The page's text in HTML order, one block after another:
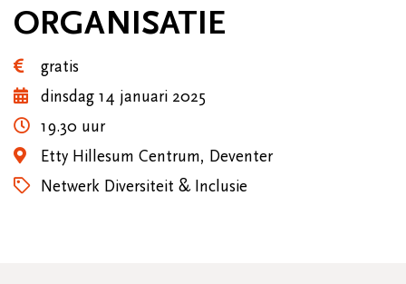
ORGANISATIE
gratis
dinsdag 14 januari 2025
19.30 uur
Etty Hillesum Centrum, Deventer
Netwerk Diversiteit & Inclusie